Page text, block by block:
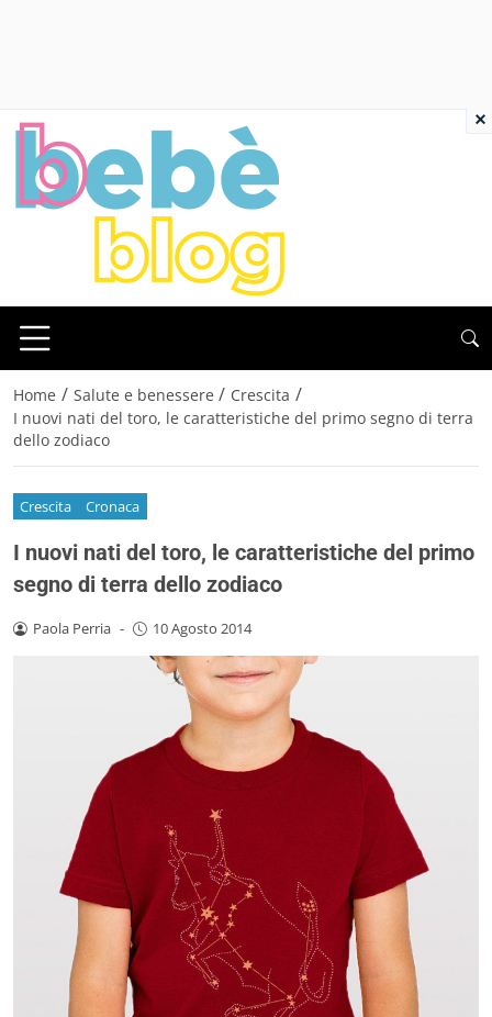
Home / Salute e benessere / Crescita /
I nuovi nati del toro, le caratteristiche del primo segno di terra
dello zodiaco
Crescita Cronaca
I nuovi nati del toro, le caratteristiche del primo
segno di terra dello zodiaco
Paola Perria - 10 Agosto 2014
×